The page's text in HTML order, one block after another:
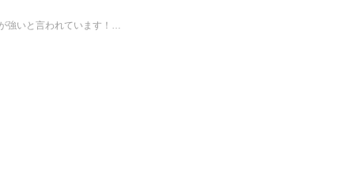
強いと言われています！…